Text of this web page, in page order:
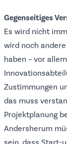
Gegenseitiges
Es wird nicht
wird noch
haben – vor
Zustimmungen
das muss
Projektplanung
Andersherum